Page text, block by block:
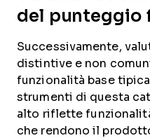
del punteggio
Successivamente,
distintive e non
funzionalità base
strumenti di questa
alto riflette
che rendono il